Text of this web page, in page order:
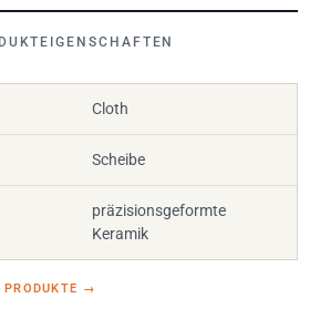
Cloth
Scheibe
präzisionsgeformte
Keramik
→